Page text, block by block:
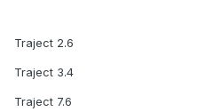
Traject 2.6
Traject 3.4
Traject 7.6